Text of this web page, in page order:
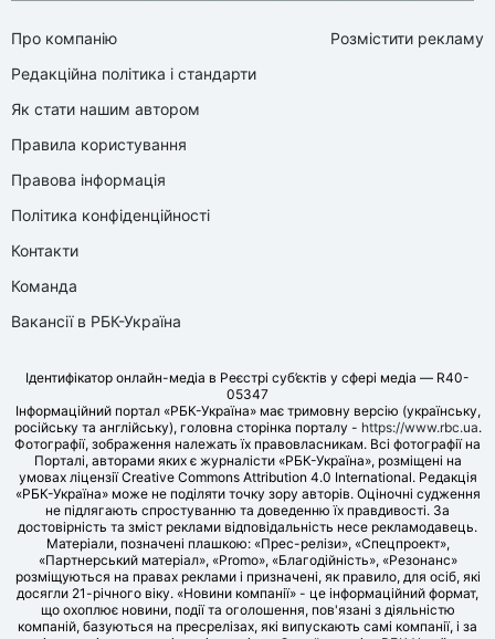
Про компанію
Редакційна політика і стандарти
Як стати нашим автором
Правила користування
Правова інформація
Політика конфіденційності
Контакти
Команда
Вакансії в РБК-Україна
Розмістити рекламу
Ідентифікатор онлайн-медіа в Реєстрі суб’єктів у сфері медіа — R40-
05347
Інформаційний портал «РБК-Україна» має тримовну версію (українську,
російську та англійську), головна сторінка порталу - https://www.rbc.ua.
Фотографії, зображення належать їх правовласникам. Всі фотографії на
Порталі, авторами яких є журналісти «РБК-Україна», розміщені на
умовах ліцензії Creative Commons Attribution 4.0 International. Редакція
«РБК-Україна» може не поділяти точку зору авторів. Оціночні судження
не підлягають спростуванню та доведенню їх правдивості. За
достовірність та зміст реклами відповідальність несе рекламодавець.
Матеріали, позначені плашкою: «Прес-релізи», «Спецпроект»,
«Партнерський матеріал», «Promo», «Благодійність», «Резонанс»
розміщуються на правах реклами і призначені, як правило, для осіб, які
досягли 21-річного віку. «Новини компанії» - це інформаційний формат,
що охоплює новини, події та оголошення, пов'язані з діяльністю
компаній, базуються на пресрелізах, які випускають самі компанії, і за